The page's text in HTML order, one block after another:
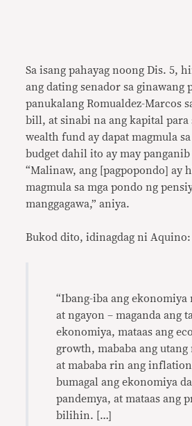
Sa isang pahayag noong Dis. 5,
ang dating senador sa ginawang
panukalang Romualdez-Marcos
bill, at sinabi na ang kapital para
wealth fund ay dapat magmula
budget dahil ito ay may panganib
“Malinaw, ang [pagpopondo] ay
magmula sa mga pondo ng
manggagawa,” aniya.
Bukod dito, idinagdag ni Aquino:
“Ibang-iba ang ekonomiya
at ngayon – maganda ang
ekonomiya, mataas ang
growth, mababa ang utang
at mababa rin ang
bumagal ang ekonomiya
pandemya, at mataas ang
bilihin. […]